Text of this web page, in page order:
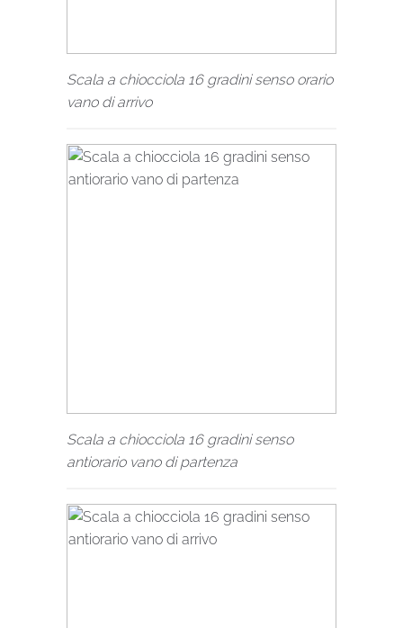
Scala a chiocciola 16 gradini senso orario
vano di arrivo
Scala a chiocciola 16 gradini senso
antiorario vano di partenza